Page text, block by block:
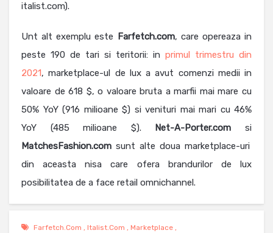
italist.com).
Unt alt exemplu este Farfetch.com, care opereaza in
peste 190 de tari si teritorii: in primul trimestru din
2021, marketplace-ul de lux a avut comenzi medii in
valoare de 618 $, o valoare bruta a marfii mai mare cu
50% YoY (916 milioane $) si venituri mai mari cu 46%
YoY (485 milioane $). Net-A-Porter.comsi
MatchesFashion.com sunt alte doua marketplace-uri
din aceasta nisa care ofera brandurilor de lux
posibilitatea de a face retail omnichannel.
Farfetch.com , Italist.com , Marketplace ,